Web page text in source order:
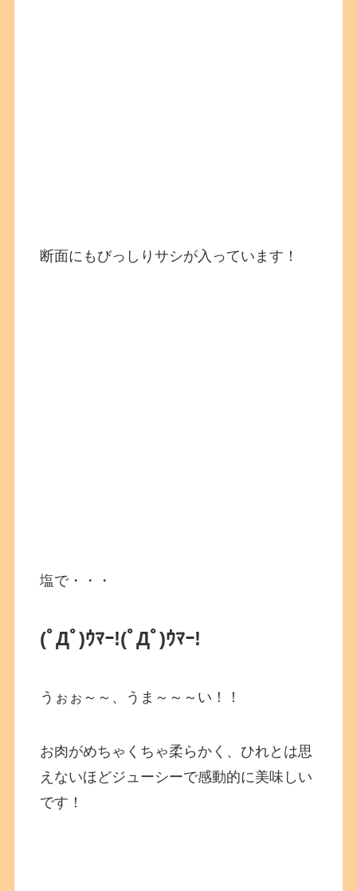
断面にもびっしりサシが入っています！
塩で・・・
(ﾟДﾟ)ｳﾏｰ!(ﾟДﾟ)ｳﾏｰ!
うぉぉ～～、うま～～～い！！
お肉がめちゃくちゃ柔らかく、ひれとは思
えないほどジューシーで感動的に美味しい
です！